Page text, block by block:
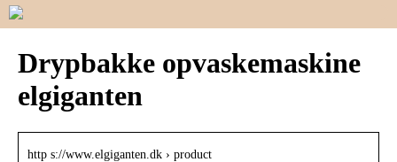
Drypbakke opvaskemaskine
elgiganten
http s://www.elgiganten.dk › product